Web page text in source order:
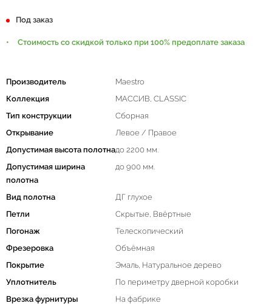
Под заказ
Стоимость со скидкой только при 100% предоплате заказа
Производитель
Maestro
Коллекция
МАССИВ, CLASSIC
Тип конструкции
Сборная
Открывание
Левое / Правое
Допустимая высота полотнадо 2200 мм.
Допустимая ширина
полотна
до 900 мм.
Вид полотна
ДГ глухое
Петли
Скрытые, Ввёртные
Погонаж
Телескопический
Фрезеровка
Объёмная
Покрытие
Эмаль, Натуральное дерево
Уплотнитель
По периметру дверной коробки
Врезка фурнитуры
На фабрике